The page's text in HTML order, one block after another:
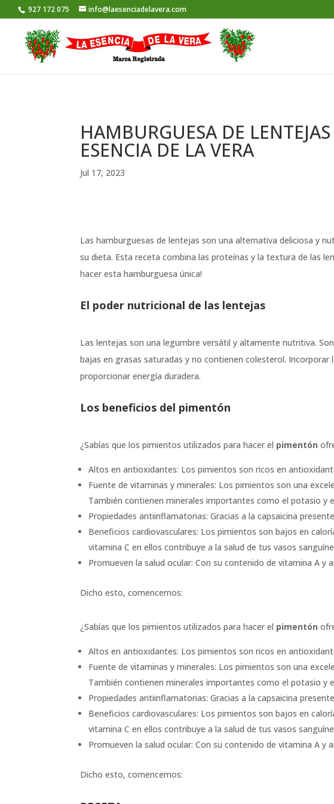
Skip to content
927 172 075 info@laesenciadelavera.com
HAMBURGUESA DE
ESENCIA DE LA VERA
Jul 17, 2023
Las hamburguesas de lentejas son una alternativa deliciosa y
su dieta. Esta receta combina las proteínas y la textura de las
hacer esta hamburguesa única!
El poder nutricional de las lentejas
Las lentejas son una legumbre versátil y altamente nutritiva.
bajas en grasas saturadas y no contienen colesterol.
proporcionar energía duradera.
Los beneficios del pimentón
¿Sabías que los pimientos utilizados para hacer el pimentón
Altos en antioxidantes: Los pimientos son ricos en
Fuente de vitaminas y minerales: Los pimientos son una
También contienen minerales importantes como el potasio y
Propiedades antiinflamatorias: Gracias a la capsaicina
Beneficios cardiovasculares: Los pimientos son bajos en
vitamina C en ellos contribuye a la salud de tus vasos
Promueven la salud ocular: Con su contenido de vitamina A
Dicho esto, comencemos:
¿Sabías que los pimientos utilizados para hacer el pimentón
Altos en antioxidantes: Los pimientos son ricos en
Fuente de vitaminas y minerales: Los pimientos son una
También contienen minerales importantes como el potasio y
Propiedades antiinflamatorias: Gracias a la capsaicina
Beneficios cardiovasculares: Los pimientos son bajos en
vitamina C en ellos contribuye a la salud de tus vasos
Promueven la salud ocular: Con su contenido de vitamina A
Dicho esto, comencemos: